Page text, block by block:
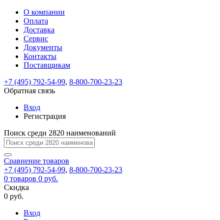
ВходРегистрация
Только
test@example.com
отправлена
по
ней
для
регистрации.
Ок
Только
Запомнить
меня
Забыли
Восстановление
пароля
Заполните
форму.
Мы
отправим
ссылку
на
указанный
электронный
адрес,
перейдя
по
которой
вы
новый
На
вашу
test@test.ru
отправлена
ссылка.
Перейдите
по
для
смены
пароля.
Введите
новый
пароль
Сменить
Пароль
успешно
Войти
Обратная
связь
Сообщение
пользовательского
соглашения
Ваше
сообщение
успешно
О компании
Оплата
Доставка
Сервис
Документы
Контакты
Поставщикам
+7 (495) 792-54-99, 8-800-700-23-23
Обратная связь
Вход
Регистрация
Поиск среди 2820 наименований
Сравнение товаров
+7 (495) 792-54-99, 8-800-700-23-23
0 товаров 0 руб.
Скидка
0 руб.
Вход